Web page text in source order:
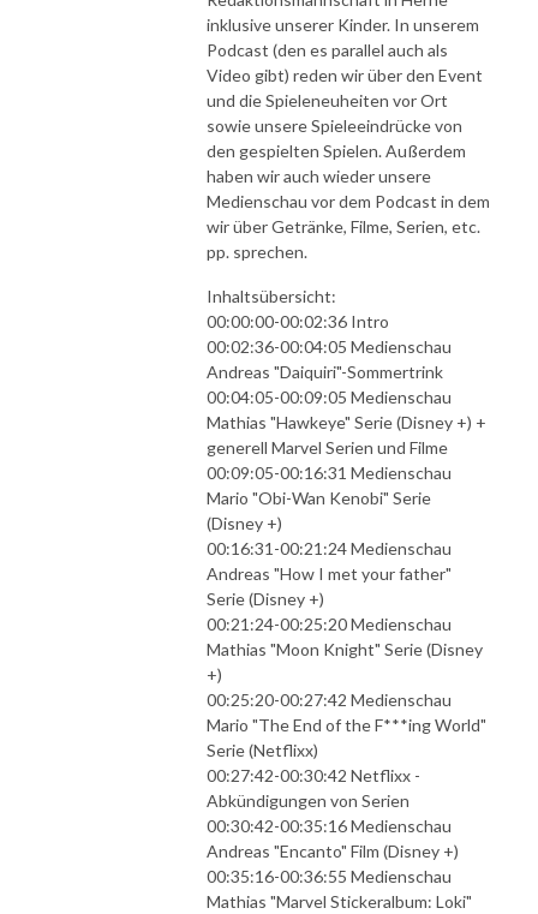
inklusive unserer Kinder. In unserem
Podcast (den es parallel auch als
Video gibt) reden wir über den Event
und die Spieleneuheiten vor Ort
sowie unsere Spieleeindrücke von
den gespielten Spielen. Außerdem
haben wir auch wieder unsere
Medienschau vor dem Podcast in dem
wir über Getränke, Filme, Serien, etc.
pp. sprechen.
Inhaltsübersicht:
00:00:00-00:02:36 Intro
00:02:36-00:04:05 Medienschau
Andreas "Daiquiri"-Sommertrink
00:04:05-00:09:05 Medienschau
Mathias "Hawkeye" Serie (Disney +) +
generell Marvel Serien und Filme
00:09:05-00:16:31 Medienschau
Mario "Obi-Wan Kenobi" Serie
(Disney +)
00:16:31-00:21:24 Medienschau
Andreas "How I met your father"
Serie (Disney +)
00:21:24-00:25:20 Medienschau
Mathias "Moon Knight" Serie (Disney
+)
00:25:20-00:27:42 Medienschau
Mario "The End of the F***ing World"
Serie (Netflixx)
00:27:42-00:30:42 Netflixx -
Abkündigungen von Serien
00:30:42-00:35:16 Medienschau
Andreas "Encanto" Film (Disney +)
00:35:16-00:36:55 Medienschau
Mathias "Marvel Stickeralbum: Loki"